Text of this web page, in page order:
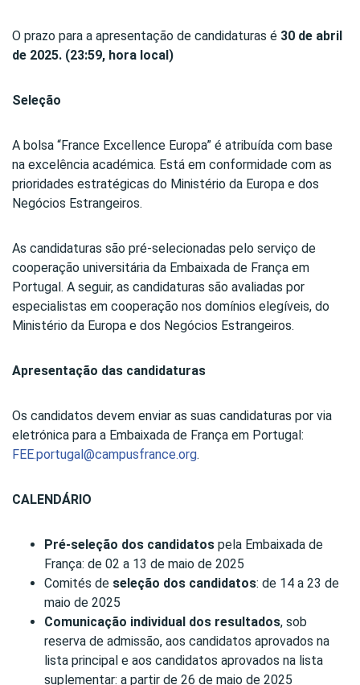
O prazo para a apresentação de candidaturas é 30 de abril
de 2025. (23:59, hora local)
Seleção
A bolsa “France Excellence Europa” é atribuída com base
na excelência académica. Está em conformidade com as
prioridades estratégicas do Ministério da Europa e dos
Negócios Estrangeiros.
As candidaturas são pré-selecionadas pelo serviço de
cooperação universitária da Embaixada de França em
Portugal. A seguir, as candidaturas são avaliadas por
especialistas em cooperação nos domínios elegíveis, do
Ministério da Europa e dos Negócios Estrangeiros.
Apresentação das candidaturas
Os candidatos devem enviar as suas candidaturas por via
eletrónica para a Embaixada de França em Portugal:
FEE.portugal@campusfrance.org.
CALENDÁRIO
Pré-seleção dos candidatos pela Embaixada de
França: de 02 a 13 de maio de 2025
Comités de seleção dos candidatos: de 14 a 23 de
maio de 2025
Comunicação individual dos resultados, sob
reserva de admissão, aos candidatos aprovados na
lista principal e aos candidatos aprovados na lista
suplementar: a partir de 26 de maio de 2025